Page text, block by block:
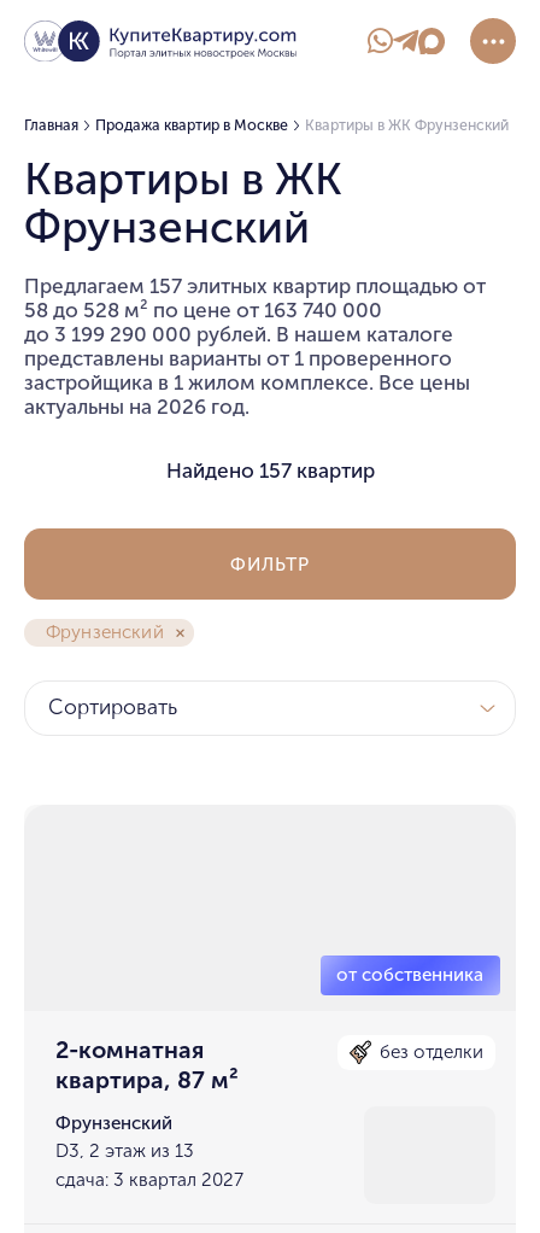
Главная Продажа квартир в Москве Квартиры в ЖК Фрунзенский
Квартиры в ЖК
Фрунзенский
Предлагаем 157 элитных квартир площадью от
58 до 528 м² по цене от 163 740 000
до 3 199 290 000 рублей. В нашем каталоге
представлены варианты от 1 проверенного
застройщика в 1 жилом комплексе. Все цены
актуальны на 2026 год.
Найдено 157 квартир
Фрунзенский
ФИЛЬТР
Сортировать
2-комнатная
квартира, 87 м²
без отделки
Фрунзенский
D3, 2 этаж из 13
сдача: 3 квартал 2027